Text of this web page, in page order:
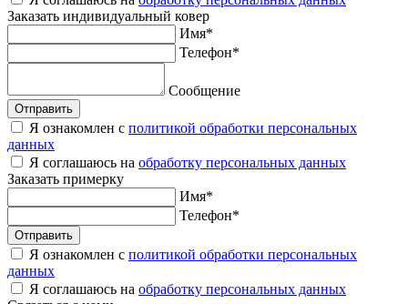
Заказать индивидуальный ковер
Имя*
Телефон*
Сообщение
Отправить
Я ознакомлен с политикой обработки персональных
данных
Я соглашаюсь на обработку персональных данных
Заказать примерку
Имя*
Телефон*
Отправить
Я ознакомлен с политикой обработки персональных
данных
Я соглашаюсь на обработку персональных данных